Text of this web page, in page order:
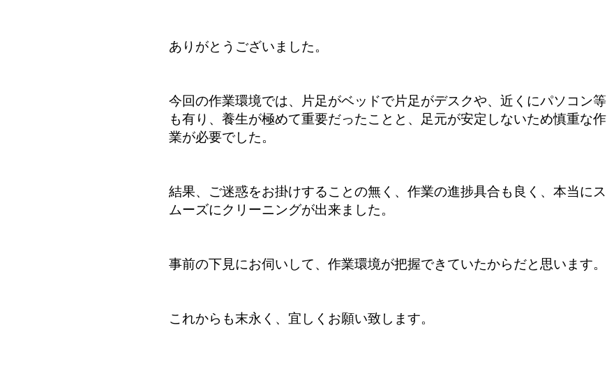
ありがとうございました。
今回の作業環境では、片足がベッドで片足がデスクや、近くにパソコン等
も有り、養生が極めて重要だったことと、足元が安定しないため慎重な作
業が必要でした。
結果、ご迷惑をお掛けすることの無く、作業の進捗具合も良く、本当にス
ムーズにクリーニングが出来ました。
事前の下見にお伺いして、作業環境が把握できていたからだと思います。
これからも末永く、宜しくお願い致します。